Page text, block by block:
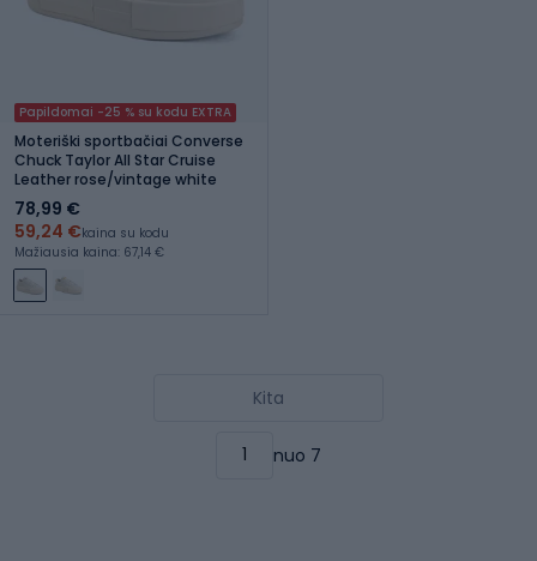
Papildomai -25 % su kodu EXTRA
Moteriški sportbačiai Converse
Chuck Taylor All Star Cruise
Leather rose/vintage white
78,99 €
59,24 €kaina su kodu
Mažiausia kaina: 67,14 €
Kita
nuo 7